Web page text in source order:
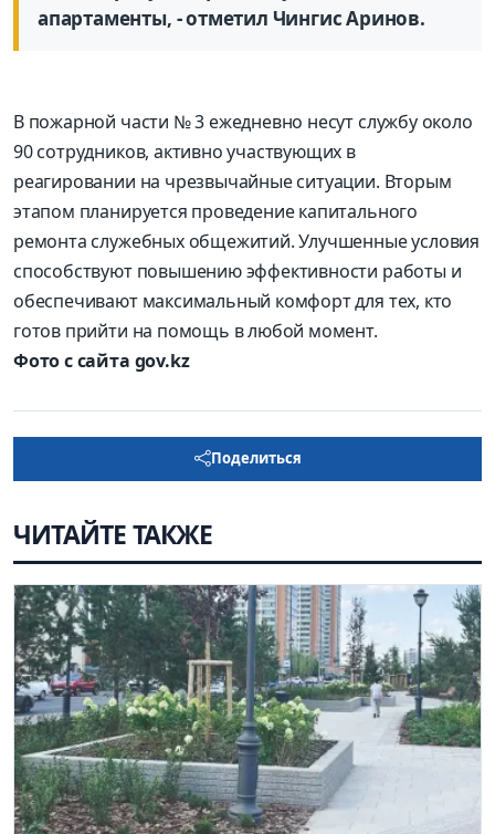
апартаменты, - отметил Чингис Аринов.
В пожарной части № 3 ежедневно несут службу около
90 сотрудников, активно участвующих в
реагировании на чрезвычайные ситуации. Вторым
этапом планируется проведение капитального
ремонта служебных общежитий. Улучшенные условия
способствуют повышению эффективности работы и
обеспечивают максимальный комфорт для тех, кто
готов прийти на помощь в любой момент.
Фото с сайта gov.kz
Поделиться
ЧИТАЙТЕ ТАКЖЕ